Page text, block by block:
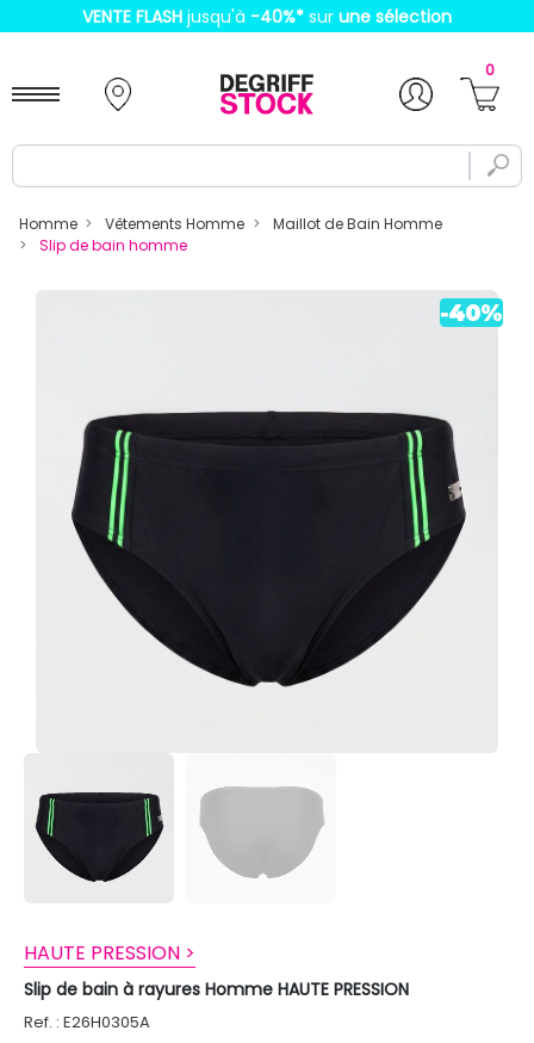
VENTE FLASH jusqu'à -40%* sur une sélection
0
Homme Vêtements Homme
Maillot de Bain Homme
Slip de bain homme
HAUTE PRESSION >
Slip de bain à rayures Homme HAUTE PRESSION
Ref. : E26H0305A